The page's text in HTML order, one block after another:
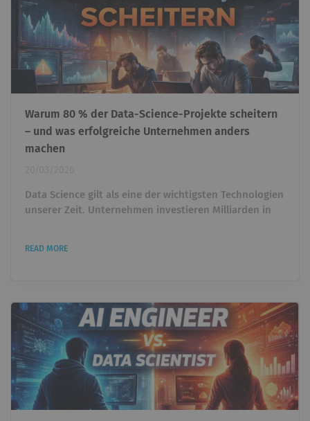
Warum 80 % der Data-Science-Projekte scheitern
– und was erfolgreiche Unternehmen anders
machen
Data Science gilt als eine der wichtigsten Technologien
unserer Zeit. Unternehmen investieren Milliarden in
Dashboards entstehen. Prototypen funktionieren im
Notebook....
READ MORE